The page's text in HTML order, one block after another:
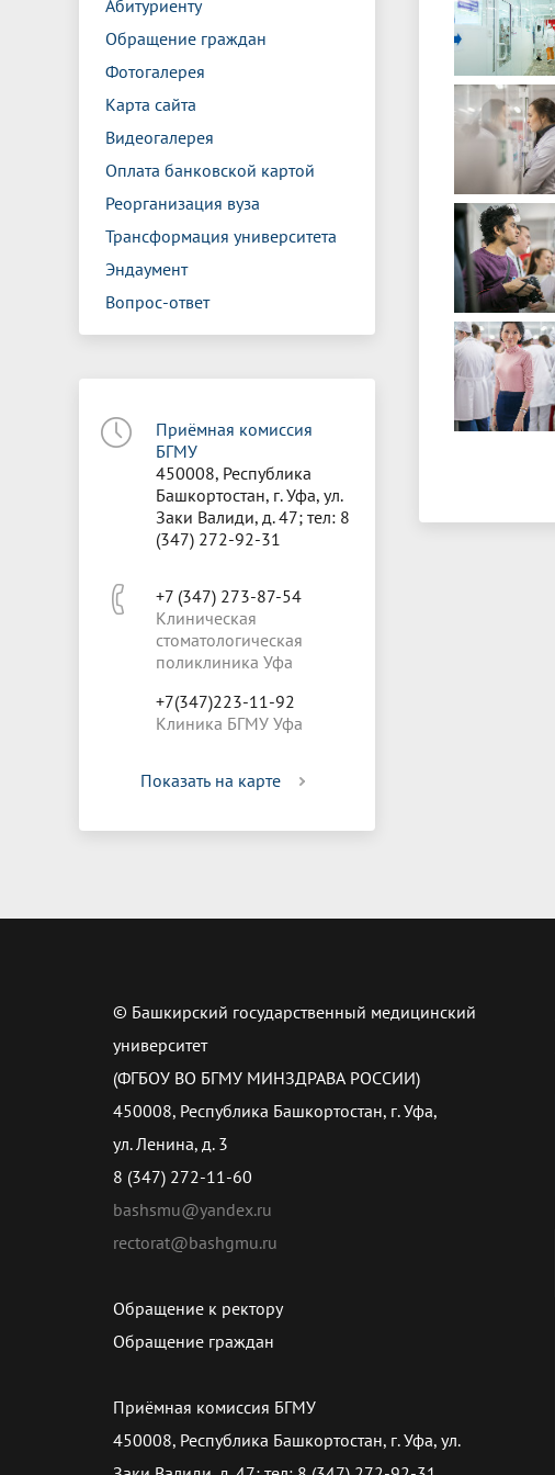
Абитуриенту
Обращение граждан
Фотогалерея
Карта сайта
Видеогалерея
Оплата банковской картой
Реорганизация вуза
Трансформация университета
Эндаумент
Вопрос-ответ
Приёмная комиссия
БГМУ
450008, Республика
Башкортостан, г. Уфа, ул.
Заки Валиди, д. 47; тел: 8
(347) 272-92-31
+7 (347) 273-87-54
Клиническая
стоматологическая
поликлиника Уфа
+7(347)223-11-92
Клиника БГМУ Уфа
Показать на карте
© Башкирский государственный медицинский
университет
(ФГБОУ ВО БГМУ МИНЗДРАВА РОССИИ)
450008, Республика Башкортостан, г. Уфа,
ул. Ленина, д. 3
8 (347) 272-11-60
bashsmu@yandex.ru
rectorat@bashgmu.ru
Обращение к ректору
Обращение граждан
Приёмная комиссия БГМУ
450008, Республика Башкортостан, г. Уфа, ул.